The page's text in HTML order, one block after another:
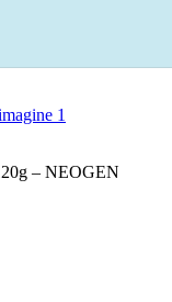
– NEOGEN